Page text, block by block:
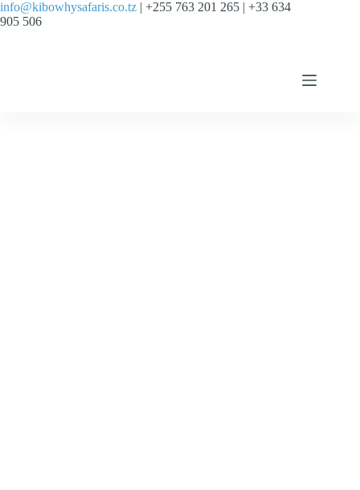
info@kibowhysafaris.co.tz | +255 763 201 265 | +33 634
905 506